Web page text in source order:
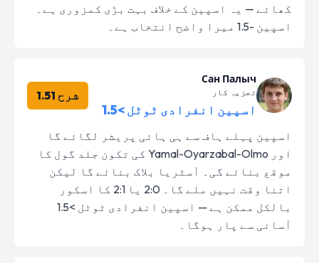
کھائے — یہ اسپین کے خلاف بہت بڑی کمزوری ہے۔
اسپین -1.5 میرا واضح انتخاب ہے۔
Сан Палыч
تجزیہ کار
اسپین انفرادی ٹوٹل >1.5
شرح 1.51
اسپین پہلے ہاف سے ہی ہائی پریشر لگائے گا
اور Yamal-Oyarzabal-Olmo کی تکون جلد گول کا
موقع بنائے گی۔ آسٹریا بلاک بنائے گا لیکن
اتنا وقت نہیں ملے گا۔ 2:0 یا 2:1 کا اسکور
بالکل ممکن ہے — اسپین انفرادی ٹوٹل >1.5
آسانی سے پار ہوگا۔